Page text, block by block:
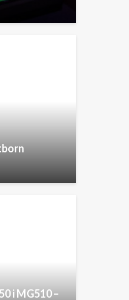
i MG510 –